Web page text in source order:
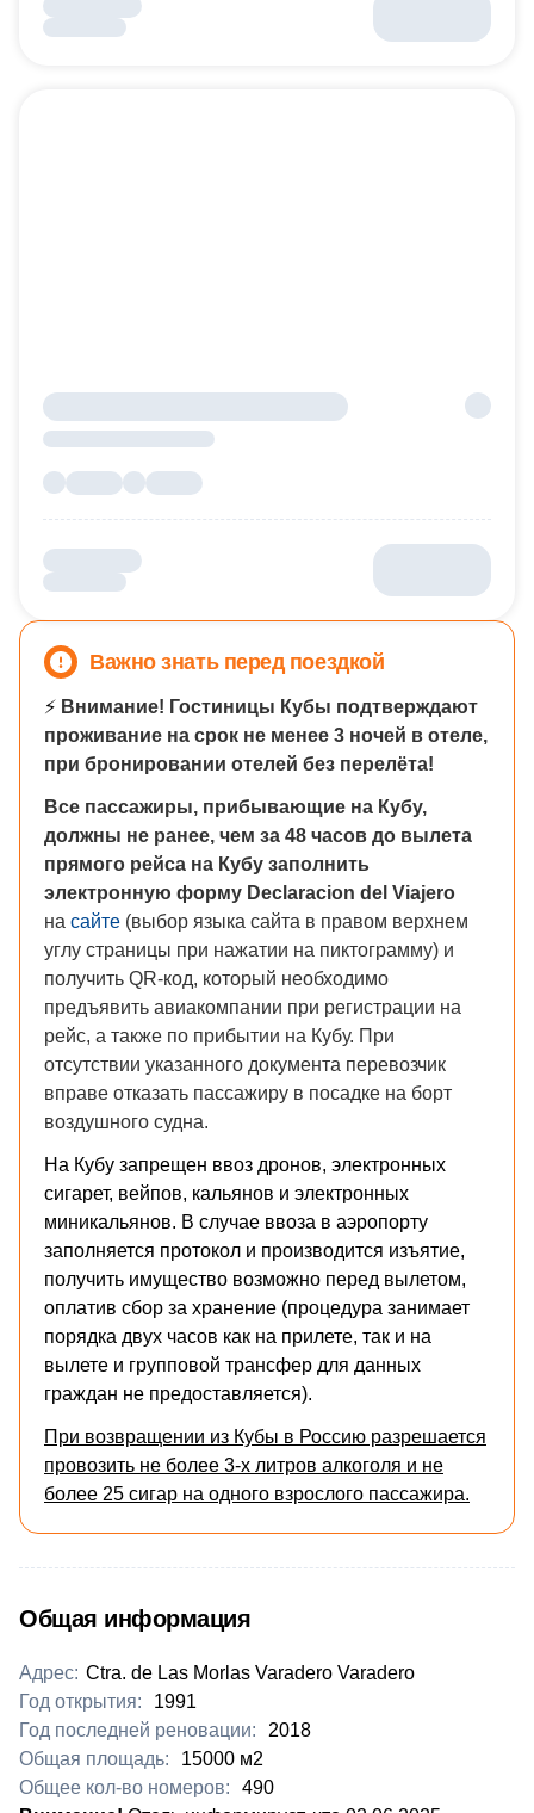
Важно знать перед поездкой
⚡ Внимание! Гостиницы Кубы подтверждают
проживание на срок не менее 3 ночей в отеле,
при бронировании отелей без перелёта!
Все пассажиры, прибывающие на Кубу,
должны не ранее, чем за 48 часов до вылета
прямого рейса на Кубу заполнить
электронную форму Declaracion del Viajero
на сайте (выбор языка сайта в правом верхнем
углу страницы при нажатии на пиктограмму) и
получить QR-код, который необходимо
предъявить авиакомпании при регистрации на
рейс, а также по прибытии на Кубу. При
отсутствии указанного документа перевозчик
вправе отказать пассажиру в посадке на борт
воздушного судна.
На Кубу запрещен ввоз дронов, электронных
сигарет, вейпов, кальянов и электронных
миникальянов. В случае ввоза в аэропорту
заполняется протокол и производится изъятие,
получить имущество возможно перед вылетом,
оплатив сбор за хранение (процедура занимает
порядка двух часов как на прилете, так и на
вылете и групповой трансфер для данных
граждан не предоставляется).
При возвращении из Кубы в Россию разрешается
провозить не более 3-х литров алкоголя и не
более 25 сигар на одного взрослого пассажира.
Общая информация
Адрес: Ctra. de Las Morlas Varadero Varadero
Год открытия:
1991
Год последней реновации:
2018
Общая площадь:
15000 м2
Общее кол-во номеров:
490